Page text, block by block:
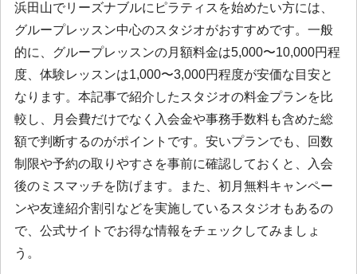
浜田山でリーズナブルにピラティスを始めたい方には、
グループレッスン中心のスタジオがおすすめです。一般
的に、グループレッスンの月額料金は5,000〜10,000円程
度、体験レッスンは1,000〜3,000円程度が安価な目安と
なります。本記事で紹介したスタジオの料金プランを比
較し、月会費だけでなく入会金や事務手数料も含めた総
額で判断するのがポイントです。安いプランでも、回数
制限や予約の取りやすさを事前に確認しておくと、入会
後のミスマッチを防げます。また、初月無料キャンペー
ンや友達紹介割引などを実施しているスタジオもあるの
で、公式サイトでお得な情報をチェックしてみましょ
う。